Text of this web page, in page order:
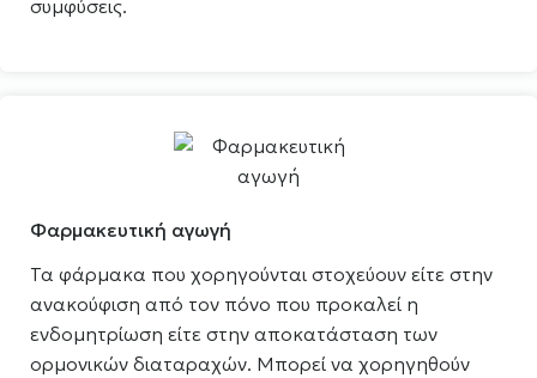
συμφύσεις.
Φαρμακευτική αγωγή
Τα φάρμακα που χορηγούνται στοχεύουν είτε στην
ανακούφιση από τον πόνο που προκαλεί η
ενδομητρίωση είτε στην αποκατάσταση των
ορμονικών διαταραχών. Μπορεί να χορηγηθούν